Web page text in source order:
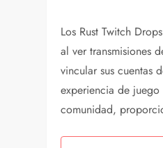
Los Rust Twitch
al ver transmisiones
vincular sus cuentas
experiencia de
comunidad,